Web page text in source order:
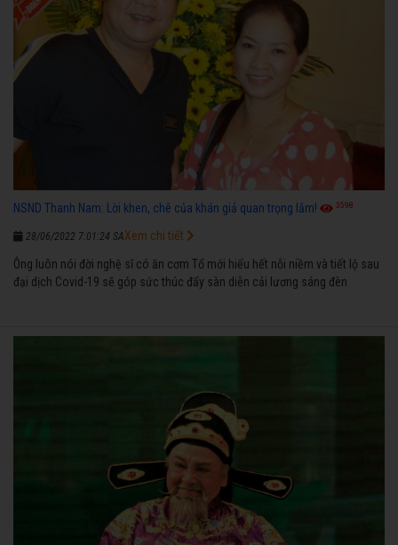
NSND Thanh Nam: Lời khen, chê của khán giả quan trọng lắm! 3598
28/06/2022 7:01:24 SA
Ông luôn nói đời nghệ sĩ có ăn cơm Tổ mới hiểu hết nỗi niềm và tiết lộ sau
đại dịch Covid-19 sẽ góp sức thúc đẩy sàn diễn cải lương sáng đèn
Xem chi tiết